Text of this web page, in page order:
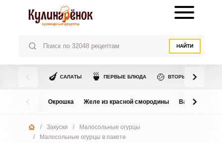
НАЙТИ
🍆 САЛАТЫ 🍵 ПЕРВЫЕ БЛЮДА 🍲 ВТОРЫЕ БЛЮДА
Окрошка Желе из красной смородины Варенье из
/ Закуски /
Малосольные огурцы
/
Малосольные огурцы в пакете